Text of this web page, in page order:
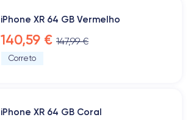
iPhone XR 64 GB Vermelho
140,59 € 147,99 €
Correto
iPhone XR 64 GB Coral